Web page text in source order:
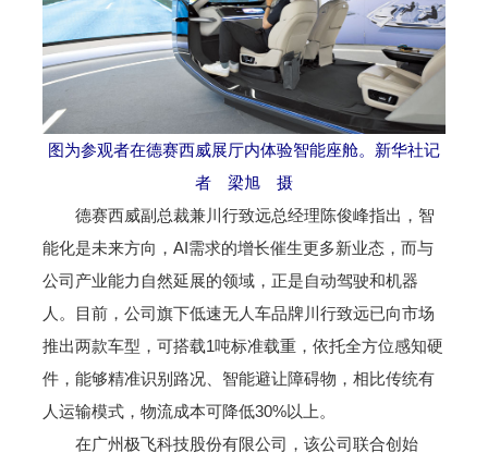
图为参观者在德赛西威展厅内体验智能座舱。新华社记
者 梁旭 摄
德赛西威副总裁兼川行致远总经理陈俊峰指出，智
能化是未来方向，AI需求的增长催生更多新业态，而与
公司产业能力自然延展的领域，正是自动驾驶和机器
人。目前，公司旗下低速无人车品牌川行致远已向市场
推出两款车型，可搭载1吨标准载重，依托全方位感知硬
件，能够精准识别路况、智能避让障碍物，相比传统有
人运输模式，物流成本可降低30%以上。
在广州极飞科技股份有限公司，该公司联合创始